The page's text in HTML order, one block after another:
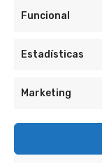
Funcional
Estadísticas
Marketing